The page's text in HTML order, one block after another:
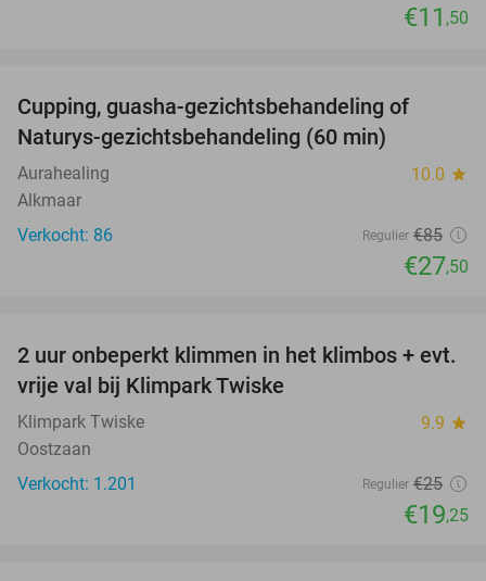
€11 ,50
Cupping, guasha-gezichtsbehandeling of
Naturys-gezichtsbehandeling (60 min)
Aurahealing 10.0 star
Alkmaar
Verkocht: 86
Regulier €85
€27,50
23%
2 uur onbeperkt klimmen in het klimbos + evt.
vrije val bij Klimpark Twiske
Klimpark Twiske 9.9 star
Oostzaan
Verkocht: 1.201
Regulier €25
€19,25